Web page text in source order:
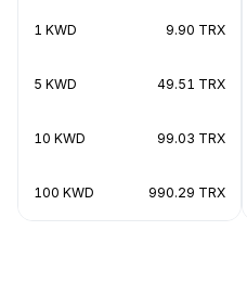
1 KWD 9.90 TRX
5 KWD 49.51 TRX
10 KWD 99.03 TRX
100 KWD 990.29 TRX